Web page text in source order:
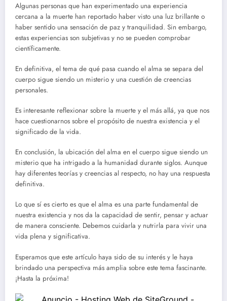
Algunas personas que han experimentado una experiencia
cercana a la muerte han reportado haber visto una luz brillante o
haber sentido una sensación de paz y tranquilidad. Sin embargo,
estas experiencias son subjetivas y no se pueden comprobar
científicamente.
En definitiva, el tema de qué pasa cuando el alma se separa del
cuerpo sigue siendo un misterio y una cuestión de creencias
personales.
Es interesante reflexionar sobre la muerte y el más allá, ya que nos
hace cuestionarnos sobre el propósito de nuestra existencia y el
significado de la vida.
En conclusión, la ubicación del alma en el cuerpo sigue siendo un
misterio que ha intrigado a la humanidad durante siglos. Aunque
hay diferentes teorías y creencias al respecto, no hay una respuesta
definitiva.
Lo que sí es cierto es que el alma es una parte fundamental de
nuestra existencia y nos da la capacidad de sentir, pensar y actuar
de manera consciente. Debemos cuidarla y nutrirla para vivir una
vida plena y significativa.
Esperamos que este artículo haya sido de su interés y le haya
brindado una perspectiva más amplia sobre este tema fascinante.
¡Hasta la próxima!